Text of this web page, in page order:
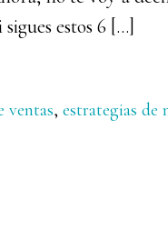
estos 6 […]
ventas, estrategias